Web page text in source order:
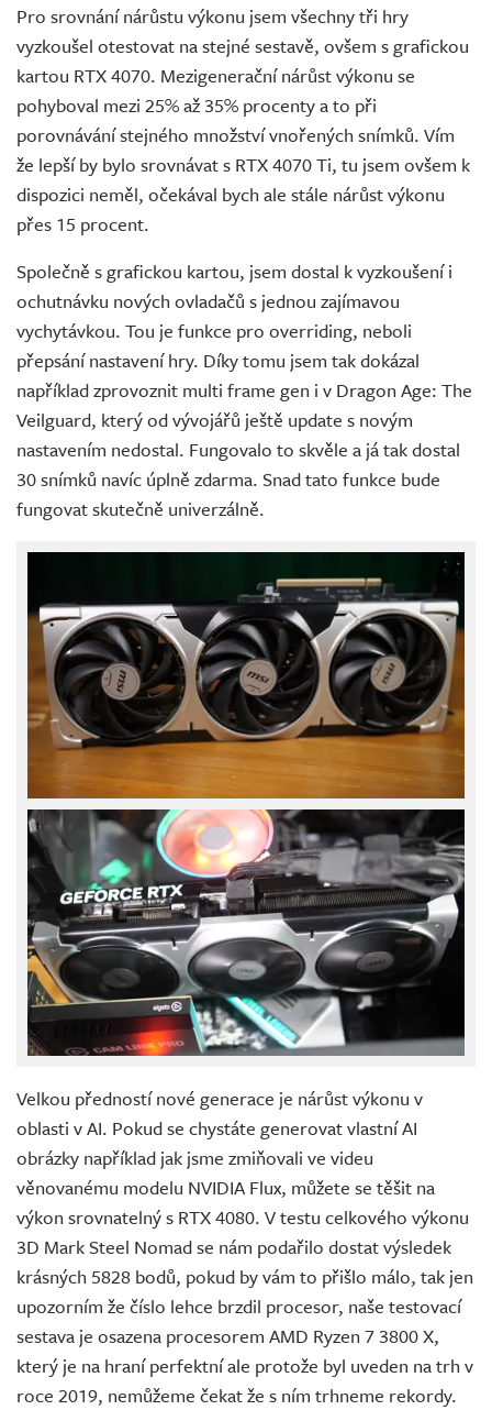
Pro srovnání nárůstu výkonu jsem všechny tři hry
vyzkoušel otestovat na stejné sestavě, ovšem s grafickou
kartou RTX 4070. Mezigenerační nárůst výkonu se
pohyboval mezi 25% až 35% procenty a to při
porovnávání stejného množství vnořených snímků. Vím
že lepší by bylo srovnávat s RTX 4070 Ti, tu jsem ovšem k
dispozici neměl, očekával bych ale stále nárůst výkonu
přes 15 procent.
Společně s grafickou kartou, jsem dostal k vyzkoušení i
ochutnávku nových ovladačů s jednou zajímavou
vychytávkou. Tou je funkce pro overriding, neboli
přepsání nastavení hry. Díky tomu jsem tak dokázal
například zprovoznit multi frame gen i v Dragon Age: The
Veilguard, který od vývojářů ještě update s novým
nastavením nedostal. Fungovalo to skvěle a já tak dostal
30 snímků navíc úplně zdarma. Snad tato funkce bude
fungovat skutečně univerzálně.
Velkou předností nové generace je nárůst výkonu v
oblasti v AI. Pokud se chystáte generovat vlastní AI
obrázky například jak jsme zmiňovali ve videu
věnovanému modelu NVIDIA Flux, můžete se těšit na
výkon srovnatelný s RTX 4080. V testu celkového výkonu
3D Mark Steel Nomad se nám podařilo dostat výsledek
krásných 5828 bodů, pokud by vám to přišlo málo, tak jen
upozorním že číslo lehce brzdil procesor, naše testovací
sestava je osazena procesorem AMD Ryzen 7 3800 X,
který je na hraní perfektní ale protože byl uveden na trh v
roce 2019, nemůžeme čekat že s ním trhneme rekordy.